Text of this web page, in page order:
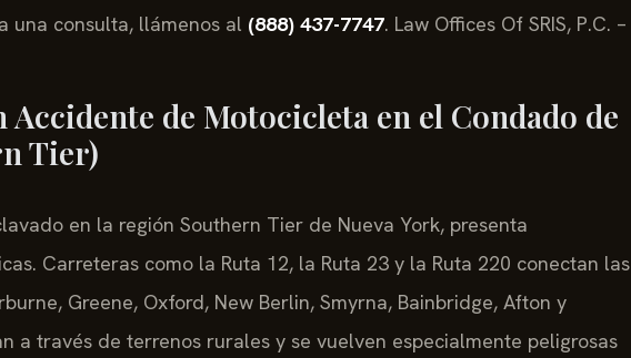
una consulta, llámenos al (888) 437-7747. Law Offices Of SRIS, P.C. –
de Motocicleta en el Condado de
Tier)
en la región Southern Tier de Nueva York, presenta
Carreteras como la Ruta 12, la Ruta 23 y la Ruta 220 conectan las
Greene, Oxford, New Berlin, Smyrna, Bainbridge, Afton y
a través de terrenos rurales y se vuelven especialmente peligrosas